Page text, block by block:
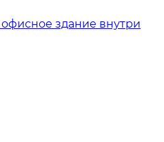
офисное здание внутри